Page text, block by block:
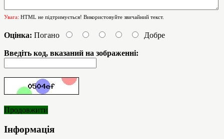
Увага: HTML не підтримується! Використовуйте звичайний текст.
Оцінка: Погано Добре
Введіть код, вказаний на зображенні:
Продовжити
Інформація